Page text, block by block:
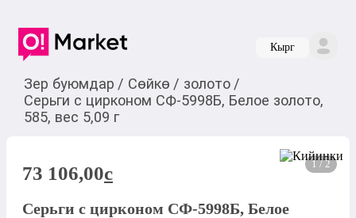
Кырг
Зер буюмдар / Сөйкө / золото /
Серьги с цирконом СФ-5998Б, Белое золото,
585, вес 5,09 г
1 / 2
73 106,00c
Серьги с цирконом СФ-5998Б, Белое